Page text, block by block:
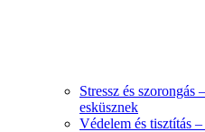
Stressz és
esküsznek
Védelem és tisztítás